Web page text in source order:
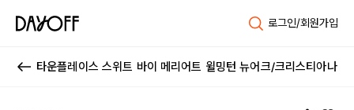
로그인/회원가입
타운플레이스 스위트 바이 메리어트 윌밍턴 뉴어크/크리스티아나